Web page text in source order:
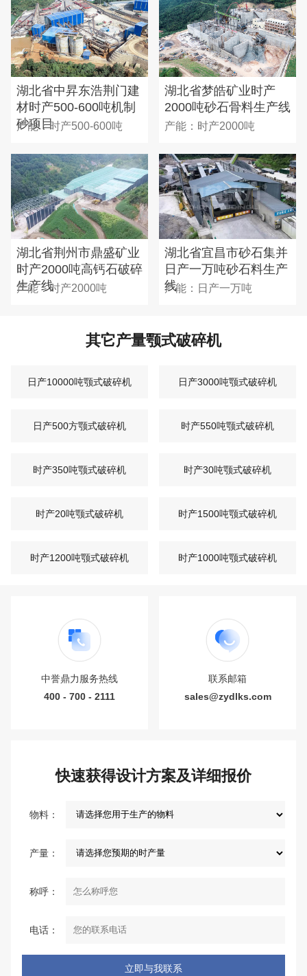
湖北省中昇东浩荆门建
材时产500-600吨机制
砂项目
产能：时产500-600吨
湖北省梦皓矿业时产
2000吨砂石骨料生产线
产能：时产2000吨
湖北省荆州市鼎盛矿业
时产2000吨高钙石破碎
生产线
产能：时产2000吨
湖北省宜昌市砂石集并
日产一万吨砂石料生产
线
产能：日产一万吨
其它产量颚式破碎机
日产10000吨颚式破碎机 日产3000吨颚式破碎机
日产500方颚式破碎机 时产550吨颚式破碎机
时产350吨颚式破碎机 时产30吨颚式破碎机
时产20吨颚式破碎机 时产1500吨颚式破碎机
时产1200吨颚式破碎机 时产1000吨颚式破碎机
中誉鼎力服务热线
400 - 700 - 2111
联系邮箱
sales@zydlks.com
快速获得设计方案及详细报价
物料：
产量：
称呼：
电话：